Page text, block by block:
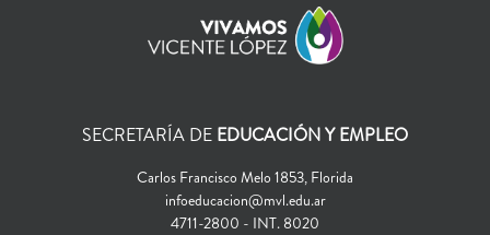
SECRETARÍA DE EDUCACIÓN Y EMPLEO
Carlos Francisco Melo 1853, Florida
infoeducacion@mvl.edu.ar
4711-2800 - INT. 8020